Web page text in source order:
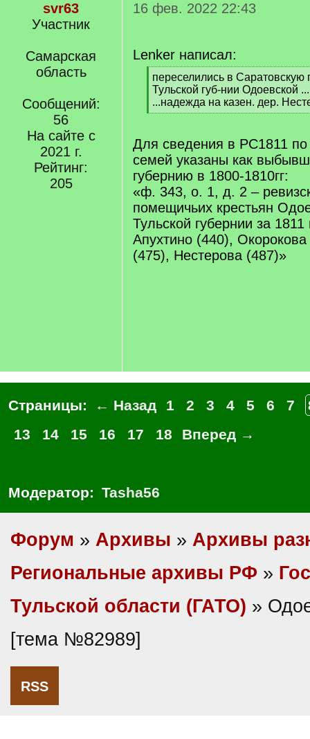
svr63
Участник
Самарская
область
Сообщений:
56
На сайте с
2021 г.
Рейтинг:
205
16 фев. 2022 22:43
Lenker написал:
[
q
переселились в Саратовскую
Тульской губ-нии Одоевской ...
...надежда на казен. дер.
[
q
]
Для сведения в РС1811
семей указаны как
губернию в 1800-1810гг:
«ф. 343, о. 1, д. 2 –
помещичьих крестьян
Тульской губернии за 1811
Апухтино (440),
(475), Нестерова (487)»
Страницы: ← Назад 1 2 3 4 5 6 7
13
14 15 16 17 18 Вперед →
Модератор: Tasha56
Форум » Архивы » Архивы
Региональные архивы РФ »
Тульской области (ГАТО) »
[тема №82989]
RSS